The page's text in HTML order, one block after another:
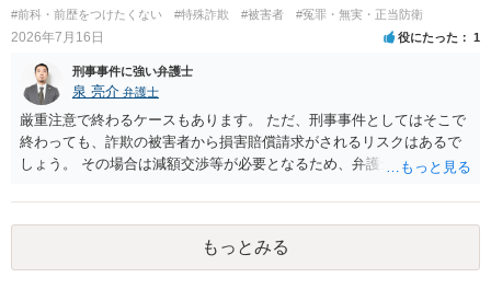
#前科・前歴をつけたくない #特殊詐欺 #被害者 #冤罪・無実・正当防衛
2026年7月16日 役にたった 1
刑事事件に強い弁護士
泉 亮介 弁護士
厳重注意で終わるケースもあります。 ただ、刑事事件としてはそこで
終わっても、詐欺の被害者から損害賠償請求がされるリスクはあるで
しょう。 その場合は減額交渉等が必要となるため、弁護士を立てるか
もっとみる